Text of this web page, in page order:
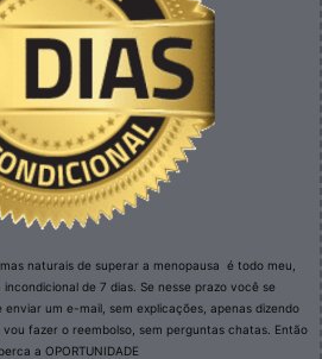
naturais de superar a menopausa é todo meu,
de 7 dias. Se nesse prazo você se
um e-mail, sem explicações, apenas dizendo
fazer o reembolso, sem perguntas chatas. Então
a OPORTUNIDADE